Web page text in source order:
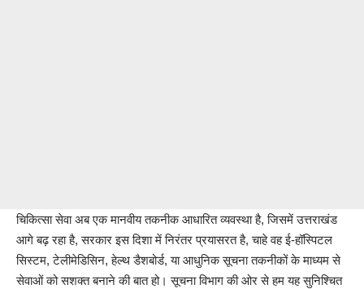
चिकित्सा सेवा अब एक मानवीय तकनीक आधारित व्यवस्था है, जिसमें उत्तराखंड
आगे बढ़ रहा है, सरकार इस दिशा में निरंतर प्रयासरत है, चाहे वह ई-हॉस्पिटल
सिस्टम, टेलीमेडिसिन, हेल्थ डैशबोर्ड, या आधुनिक सूचना तकनीकों के माध्यम से
सेवाओं को सशक्त बनाने की बात हो। सूचना विभाग की ओर से हम यह सुनिश्चित